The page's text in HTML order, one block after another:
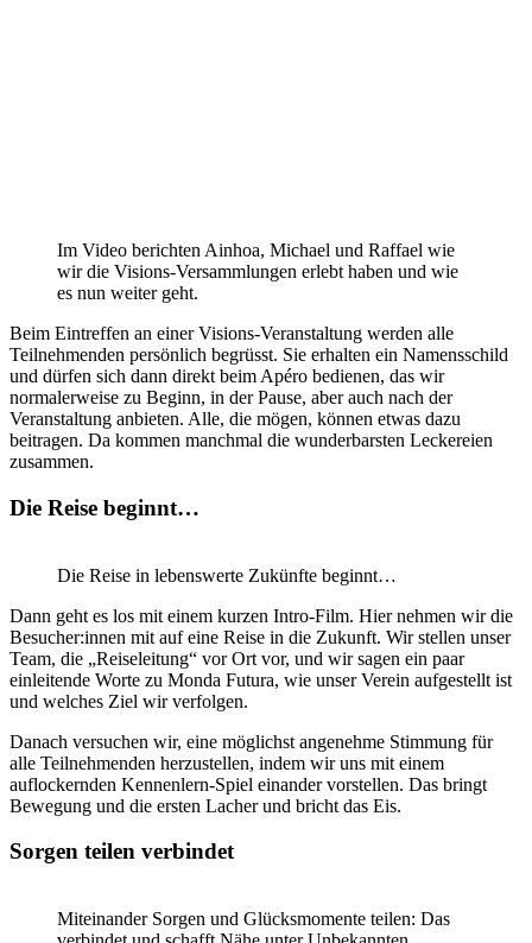
Im Video berichten Ainhoa, Michael und Raffael wie
wir die Visions-Versammlungen erlebt haben und wie
es nun weiter geht.
Beim Eintreffen an einer Visions-Veranstaltung werden alle
Teilnehmenden persönlich begrüsst. Sie erhalten ein Namensschild
und dürfen sich dann direkt beim Apéro bedienen, das wir
normalerweise zu Beginn, in der Pause, aber auch nach der
Veranstaltung anbieten. Alle, die mögen, können etwas dazu
beitragen. Da kommen manchmal die wunderbarsten Leckereien
zusammen.
Die Reise beginnt…
Die Reise in lebenswerte Zukünfte beginnt…
Dann geht es los mit einem kurzen Intro-Film. Hier nehmen wir die
Besucher:innen mit auf eine Reise in die Zukunft. Wir stellen unser
Team, die „Reiseleitung“ vor Ort vor, und wir sagen ein paar
einleitende Worte zu Monda Futura, wie unser Verein aufgestellt ist
und welches Ziel wir verfolgen.
Danach versuchen wir, eine möglichst angenehme Stimmung für
alle Teilnehmenden herzustellen, indem wir uns mit einem
auflockernden Kennenlern-Spiel einander vorstellen. Das bringt
Bewegung und die ersten Lacher und bricht das Eis.
Sorgen teilen verbindet
Miteinander Sorgen und Glücksmomente teilen: Das